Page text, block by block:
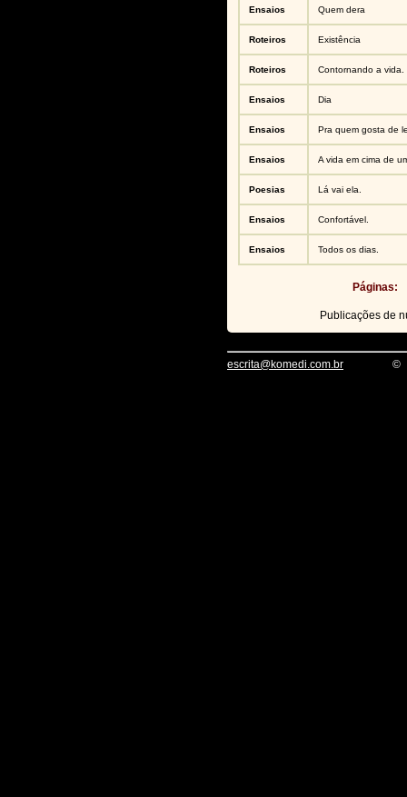
Ensaios Quem dera
Roteiros Existência
Roteiros Contornando a vida.
Ensaios Dia
Ensaios Pra quem gosta de
Ensaios A vida em cima de
Poesias Lá vai ela.
Ensaios Confortável.
Ensaios Todos os dias.
Páginas:
Publicações de
escrita@komedi.com.br ©